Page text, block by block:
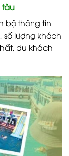
tàu
bộ thông tin:
số lượng khách
du khách